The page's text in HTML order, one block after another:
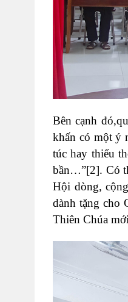
Bên cạnh
khấn có một ý
túc hay thiếu
bần…”[2]. Có
Hội dòng,
dành tặng cho
Thiên Chúa